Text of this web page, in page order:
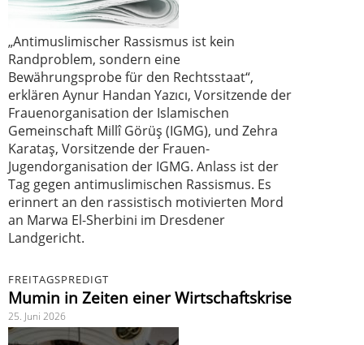
„Antimuslimischer Rassismus ist kein
Randproblem, sondern eine
Bewährungsprobe für den Rechtsstaat“,
erklären Aynur Handan Yazıcı, Vorsitzende der
Frauenorganisation der Islamischen
Gemeinschaft Millî Görüş (IGMG), und Zehra
Karataş, Vorsitzende der Frauen-
Jugendorganisation der IGMG. Anlass ist der
Tag gegen antimuslimischen Rassismus. Es
erinnert an den rassistisch motivierten Mord
an Marwa El-Sherbini im Dresdener
Landgericht.
FREITAGSPREDIGT
Mumin in Zeiten einer Wirtschaftskrise
25. Juni 2026